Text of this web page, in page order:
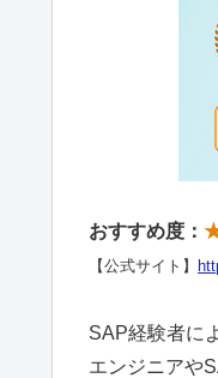
おすすめ度：
【公式サイト】
SAP経験者に
エンジニアや